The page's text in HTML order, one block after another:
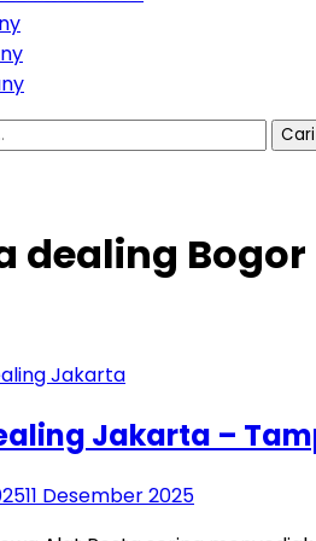
dealing Bogor
Jakarta –
11 Desember 2025